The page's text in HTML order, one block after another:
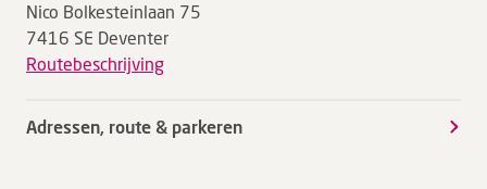
Nico Bolkesteinlaan 75
7416 SE Deventer
Routebeschrijving
Adressen, route & parkeren